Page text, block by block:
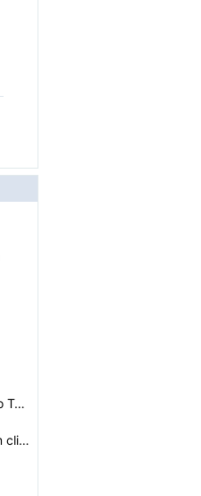
Como fazer uma nova conta em um Mac usando o Terminal
Como se conectar a um servidor Citrix Usando um cliente…